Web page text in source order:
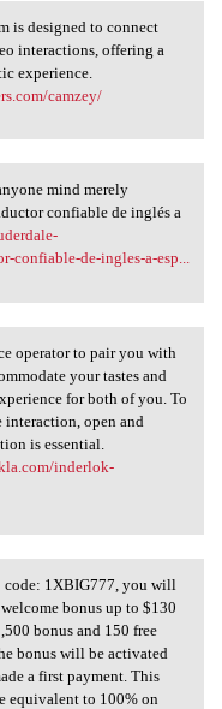
is
is designed to connect
interactions, offering a
experience.
camzey/
anyone
mind merely
confiable de inglés a
confiable-de-ingles-a-esp...
operator to pair you with
your tastes and
for both of you. To
interaction, open and
is essential.
inderlok-
code:
code: 1XBIG777, you will
bonus up to $130
bonus and 150 free
bonus will be activated
a first payment. This
equivalent to 100% on